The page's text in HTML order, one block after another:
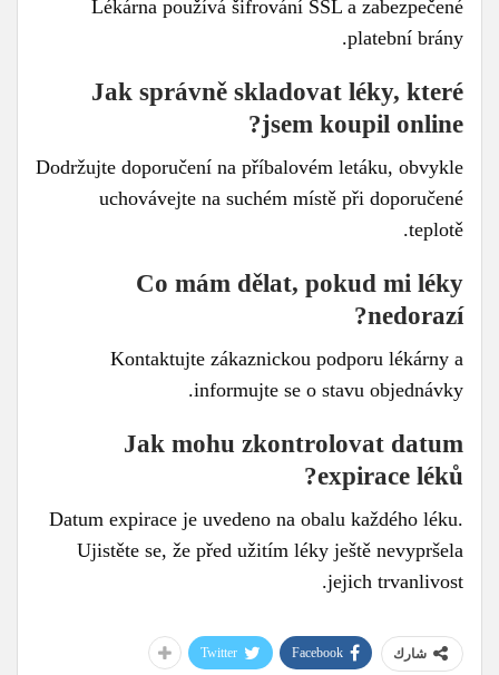
Lékárna používá šifrování SSL a zabezpečené
platební brány.
Jak správně skladovat léky, které
jsem koupil online?
Dodržujte doporučení na příbalovém letáku, obvykle
uchovávejte na suchém místě při doporučené
teplotě.
Co mám dělat, pokud mi léky
nedorazí?
Kontaktujte zákaznickou podporu lékárny a
informujte se o stavu objednávky.
Jak mohu zkontrolovat datum
expirace léků?
Datum expirace je uvedeno na obalu každého léku.
Ujistěte se, že před užitím léky ještě nevypršela
jejich trvanlivost.
شارك Facebook
Twitter